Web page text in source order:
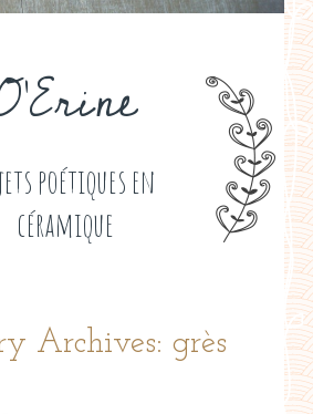
poétiques en
céramique
Archives: grès